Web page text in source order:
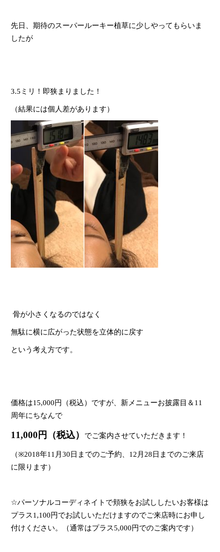
先日、期待のスーパールーキー植草に少しやってもらいま
したが
3.5 ミリ！即狭まりました！
（結果には個人差があります）
骨が小さくなるのではなく
無駄に横に広がった状態を立体的に戻す
という考え方です。
価格は15,000円（税込）ですが、新メニューお披露目＆ 11
周年にちなんで
11,000 円（税込） でご案内させていただきます！
（※2018年11 月 30 日までのご予約、 12 月 28 日までのご来店
に限ります）
☆パーソナルコーディネイトで頬狭をお試ししたいお客様は
プラス1,100円でお試しいただけますのでご来店時にお申し
付けください。（通常はプラス5,000円でのご案内です）